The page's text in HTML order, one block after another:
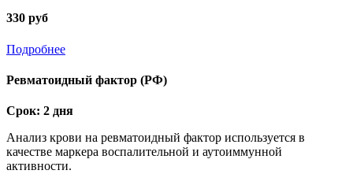
330 руб
Подробнее
Ревматоидный фактор (РФ)
Срок: 2 дня
Анализ крови на ревматоидный фактор используется в
качестве маркера воспалительной и аутоиммунной
активности.